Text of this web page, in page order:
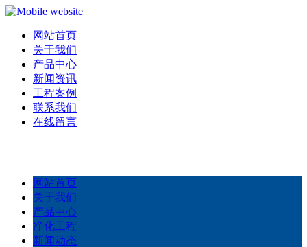
网站首页
关于我们
产品中心
新闻资讯
工程案例
联系我们
在线留言
网站首页
关于我们
产品中心
净化工程
新闻动态